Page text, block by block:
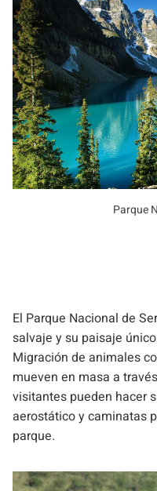
Parque
El Parque Nacional de
salvaje y su paisaje
Migración de animales
mueven en masa a
visitantes pueden hacer
aerostático y caminatas
parque.